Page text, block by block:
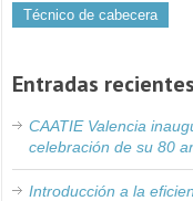
Técnico de cabecera
Entradas recientes
CAATIE Valencia
celebración de su 80
Introducción a la